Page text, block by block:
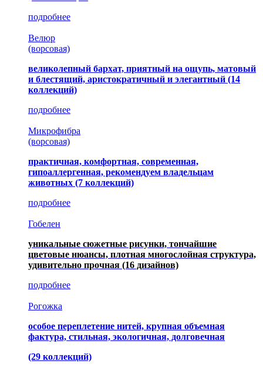
подробнее
Велюр
(ворсовая)
великолепный бархат, приятный на ощупь, матовый
и блестящий, аристократичный и элегантный (14
коллекций)
подробнее
Микрофибра
(ворсовая)
практичная, комфортная, современная,
гипоаллергенная, рекомендуем владельцам
животных (7 коллекций)
подробнее
Гобелен
уникальные сюжетные рисунки, тончайшие
цветовые нюансы, плотная многослойная структура,
удивительно прочная (16 дизайнов)
подробнее
Рогожка
особое переплетение нитей, крупная объемная
фактура, стильная, экологичная, долговечная
(29 коллекций)